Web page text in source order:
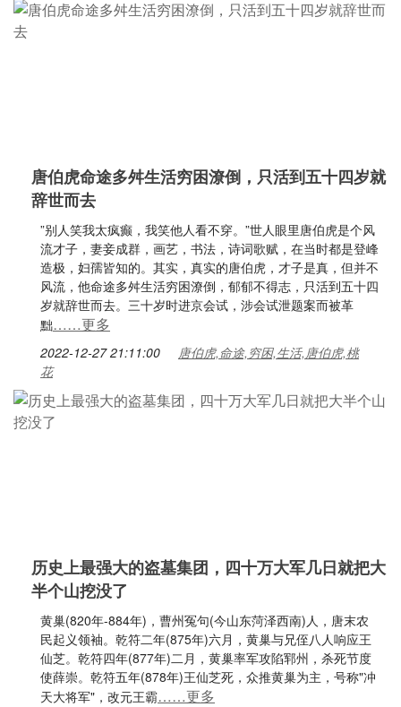
唐伯虎命途多舛生活穷困潦倒，只活到五十四岁就
辞世而去
”别人笑我太疯癫，我笑他人看不穿。”世人眼里唐伯虎是个风
流才子，妻妾成群，画艺，书法，诗词歌赋，在当时都是登峰
造极，妇孺皆知的。其实，真实的唐伯虎，才子是真，但并不
风流，他命途多舛生活穷困潦倒，郁郁不得志，只活到五十四
岁就辞世而去。三十岁时进京会试，涉会试泄题案而被革
黜……更多
2022-12-27 21:11:00
唐伯虎,命途,穷困,生活,唐伯虎,桃
花
历史上最强大的盗墓集团，四十万大军几日就把大
半个山挖没了
黄巢(820年-884年)，曹州冤句(今山东菏泽西南)人，唐末农
民起义领袖。乾符二年(875年)六月，黄巢与兄侄八人响应王
仙芝。乾符四年(877年)二月，黄巢率军攻陷郓州，杀死节度
使薛崇。乾符五年(878年)王仙芝死，众推黄巢为主，号称"冲
天大将军"，改元王霸……更多